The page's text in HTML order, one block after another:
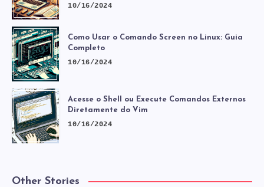
10/16/2024
Como Usar o Comando Screen no Linux: Guia
Completo
10/16/2024
Acesse o Shell ou Execute Comandos Externos
Diretamente do Vim
10/16/2024
Other Stories